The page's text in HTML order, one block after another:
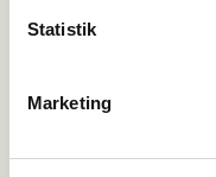
Statistik
Marketing